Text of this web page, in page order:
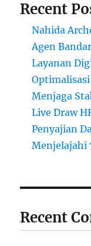
Recent
Nahida
Agen
Layanan
Menjaga
Live Draw
Penyajian
Menjelajahi
Recent